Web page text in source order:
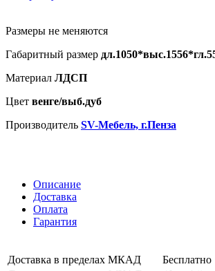
Размеры не меняются
Габаритный размер
Материал ЛДСП
Цвет венге/выб.дуб
Производитель SV-Мебель, г.Пенза
Описание
Доставка
Оплата
Гарантия
Доставка в пределах МКАД
Бесплатно